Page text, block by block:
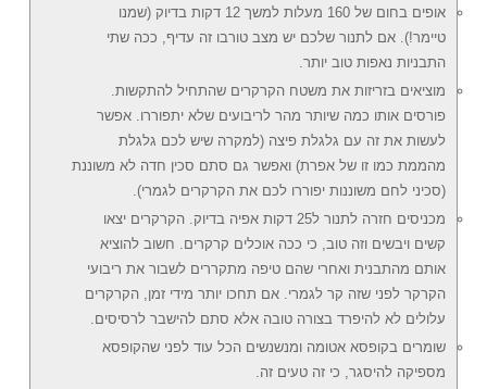
אופים בחום של 160 מעלות למשך 12 דקות בדיוק (שמנו
טיימר!). אם לתנור שלכם יש מצב טורבו זה עדיף, ככה שתי
התבניות נאפות טוב יותר.
מוציאים בזריזות את משטח הקרקרים שהתחיל להתקשות.
פורסים אותו כמה שיותר מהר לריבועים שלא יתפוררו. אפשר
לעשות את זה עם גלגלת פיצה (למקרה שיש לכם גלגלת
מהממת כמו זו של אפרת) ואפשר גם סתם סכין חדה לא משוננת
(סכיני לחם משוננות יפוררו לכם את הקרקרים לגמרי).
מכניסים חזרה לתנור ל25 דקות אפיה בדיוק. הקרקרים יצאו
קשים ויבשים וזה טוב, כי ככה אוכלים קרקרים. חשוב להוציא
אותם מהתבנית ואחרי שהם טיפה מתקררים לשבור את ריבועי
הקרקר לפני שזה קר לגמרי. אם תחכו יותר מידי זמן, הקרקרים
עלולים לא להיפרד בצורה טובה אלא סתם להישבר לרסיסים.
שומרים בקופסא אטומה ומנשנשים הכל עוד לפני שהקופסא
מספיקה להיסגר, כי זה טעים זה.